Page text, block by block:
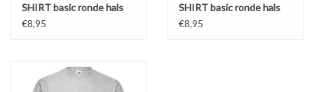
SHIRT basic ronde hals
'Valueweight T' wit
€8,95
SHIRT basic ronde hals
'Valueweight T' navy
€8,95